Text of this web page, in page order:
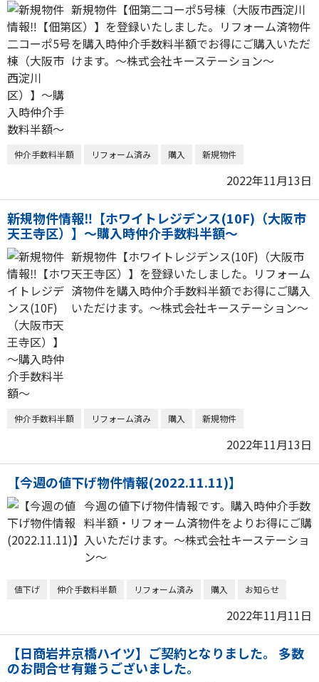
新規物件【佃第二コーポ5号棟（大阪市西淀川
区）】を登録いたしました。リフォーム済物件
を購入時仲介手数料半額でお得にご購入いただ
けます。～株式会社キーステーション～
仲介手数料半額 リフォーム済み 購入 新規物件
2022年11月13日
新規物件情報‼【ホワイトレジデンス(10F)（大阪市
天王寺区）】～購入時仲介手数料半額～
新規物件【ホワイトレジデンス(10F)（大阪市
天王寺区）】を登録いたしました。リフォーム
済物件を購入時仲介手数料半額でお得にご購入
いただけます。～株式会社キーステーション～
仲介手数料半額 リフォーム済み 購入 新規物件
2022年11月13日
【今週の値下げ物件情報(2022.11.11)】
今週の値下げ物件情報です。購入時仲介手数
料半額・リフォーム済物件をよりお得にご購
入いただけます。～株式会社キーステーショ
ン～
値下げ 仲介手数料半額 リフォーム済み 購入 お知らせ
2022年11月11日
【日商岩井京橋ハイツ】ご契約となりました。 多数
のお問合せ有難うございました。